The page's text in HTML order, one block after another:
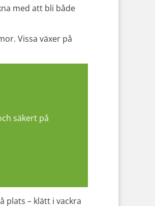
med att bli både
Vissa växer på
säkert på
plats – klätt i vackra